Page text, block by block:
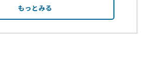
もっとみる